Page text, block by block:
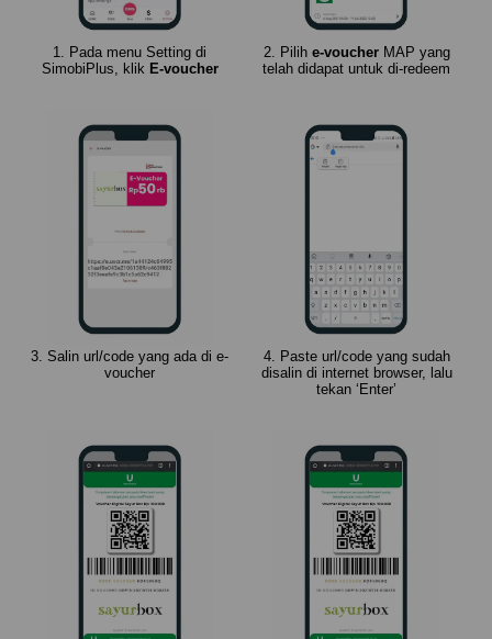
1. Pada menu Setting di
SimobiPlus, klik E-voucher
2. Pilih e-voucherMAP yang
telah didapat untuk di-redeem
3. Salin url/code yang ada di e-
voucher
4. Paste url/code yang sudah
disalin di internet browser, lalu
tekan ‘Enter’